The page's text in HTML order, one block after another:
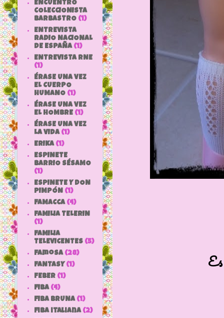
ENCUENTRO
COLECCIONISTA
BARBASTRO (1)
ENTREVISTA
RADIO NACIONAL
DE ESPAÑA (1)
ENTREVISTA RNE
(1)
ÉRASE UNA VEZ
EL CUERPO
HUMANO (1)
ÉRASE UNA VEZ
EL HOMBRE (1)
ÉRASE UNA VEZ
LA VIDA (1)
ERIKA (1)
ESPINETE
BARRIO SÉSAMO
(1)
ESPINETE Y DON
PIMPÓN (1)
FAMACCA (4)
FAMILIA TELERIN
(1)
FAMILIA
TELEVICENTES (5)
Famosa (28)
FANTASY (1)
FEBER (1)
FIBA (4)
FIBA BRUNA (1)
fiba italiana (2)